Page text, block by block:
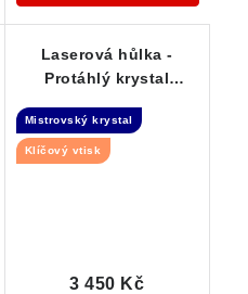
Laserová hůlka -
Protáhlý krystal
vtiskem
Mistrovský krystal
Klíčový vtisk
3 450 Kč